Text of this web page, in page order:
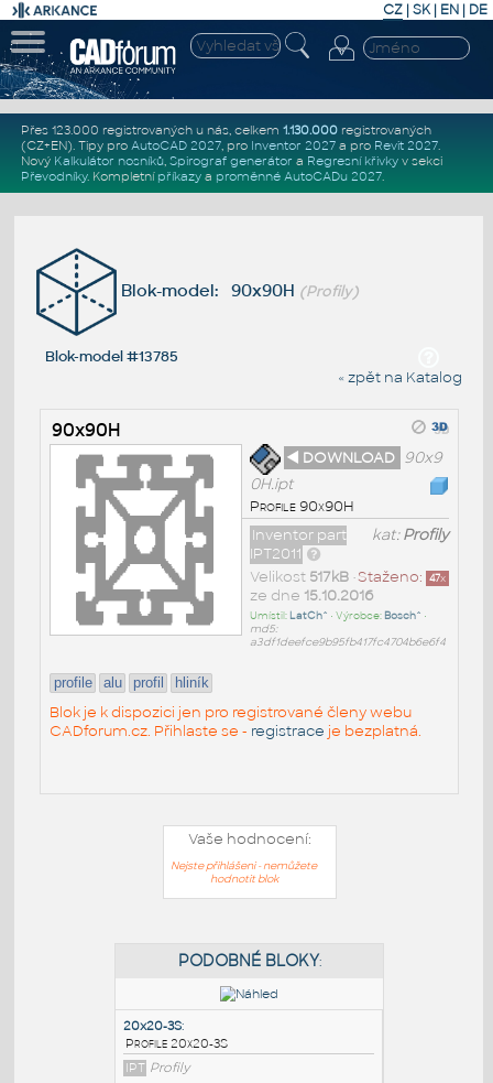
CZ | SK| EN | DE
Přes 123.000 registrovaných u nás, celkem 1.130.000registrovaných
(CZ+EN). Tipy pro AutoCAD 2027, pro Inventor 2027a pro Revit 2027.
Nový Kalkulátor nosníků, Spirograf generátor a Regresní křivkyv sekci
Převodníky. Kompletní příkazya proměnné AutoCADu 2027.
Blok-model: 90x90H (Profily)
Blok-model #13785
« zpět na Katalog
90x90H
◄ DOWNLOAD 90x9
0H.ipt
Profile 90x90H
kat:Profily
Inventor part
IPT2011
Staženo: 47x
Velikost 517kB•
ze dne 15.10.2016
Umístil: LatCh^ • Výrobce: Bosch^ •
md5:
a3df1deefce9b95fb417fc4704b6e6f4
profile alu profil hliník
Blok je k dispozici jen pro registrované členy webu
CADforum.cz. Přihlaste se - registrace je bezplatná.
Vaše hodnocení:
Nejste přihlášeni - nemůžete
hodnotit blok